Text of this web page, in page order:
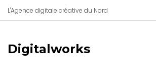
L'Agence digitale créative du Nord
Digitalworks